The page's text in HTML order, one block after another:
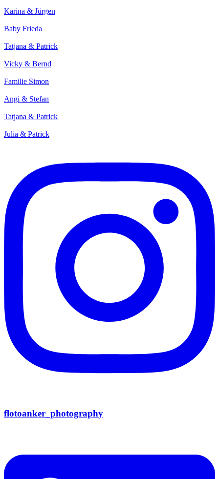
Karina & Jürgen
Baby Frieda
Tatjana & Patrick
Vicky & Bernd
Familie Simon
Angi & Stefan
Tatjana & Patrick
Julia & Patrick
flotoanker_photography